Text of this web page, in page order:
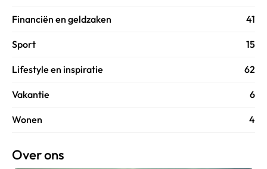
Financiën en geldzaken 41
Sport 15
Lifestyle en inspiratie 62
Vakantie 6
Wonen 4
Over ons